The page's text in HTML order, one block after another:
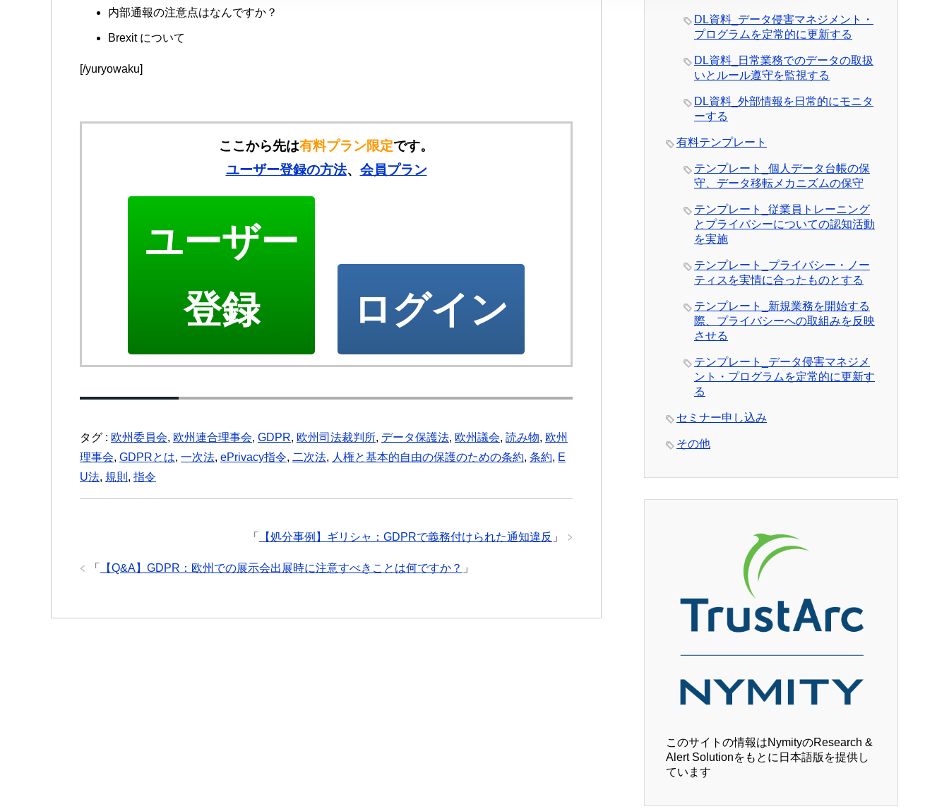
i
o
内部通報の注意点はなんですか？
Brexit について
[/yuryowaku]
ここから先は有料プラン限定です。
ユーザー登録の方法、 会員プラン
ユーザー
登録
ログイン
タグ : 欧州委員会, 欧州連合理事会, GDPR, 欧州司法裁判所, データ保護法, 欧州議会, 読み物, 欧州
理事会, GDPRとは, 一次法, ePrivacy指令, 二次法, 人権と基本的自由の保護のための条約, 条約, E
U法, 規則 , 指令
「 【処分事例】ギリシャ：GDPRで義務付けられた通知違反 」
「 【Q&A】GDPR：欧州での展示会出展時に注意すべきことは何ですか？ 」
DL資料_データ侵害マネジメント・
プログラムを定常的に更新する
DL資料_日常業務でのデータの取扱
いとルール遵守を監視する
DL資料_外部情報を日常的にモニタ
ーする
有料テンプレート
テンプレート_個人データ台帳の保
守、データ移転メカニズムの保守
テンプレート_従業員トレーニング
とプライバシーについての認知活動
を実施
テンプレート_プライバシー・ノー
ティスを実情に合ったものとする
テンプレート_新規業務を開始する
際、プライバシーへの取組みを反映
させる
テンプレート_データ侵害マネジメ
ント・プログラムを定常的に更新す
る
セミナー申し込み
その他
このサイトの情報はNymityのResearch &
Alert Solutionをもとに日本語版を提供し
ています